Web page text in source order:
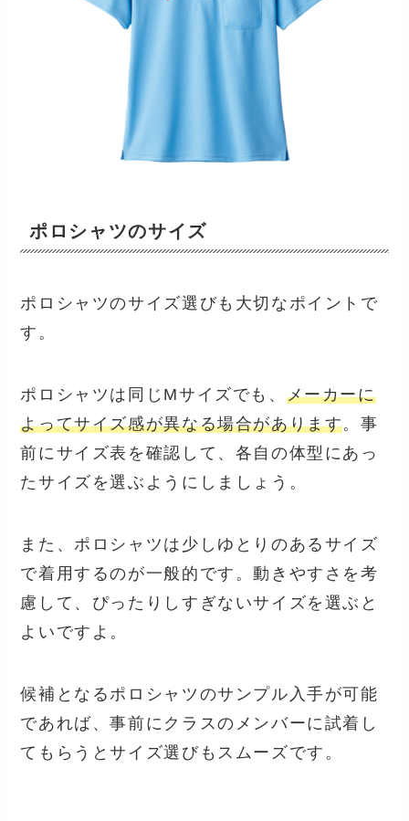
ポロシャツのサイズ
ポロシャツのサイズ選びも大切なポイントで
す。
ポロシャツは同じMサイズでも、 メーカーに
よってサイズ感が異なる場合があります。事
前にサイズ表を確認して、各自の体型にあっ
たサイズを選ぶようにしましょう。
また、ポロシャツは少しゆとりのあるサイズ
で着用するのが一般的です。動きやすさを考
慮して、ぴったりしすぎないサイズを選ぶと
よいですよ。
候補となるポロシャツのサンプル入手が可能
であれば、事前にクラスのメンバーに試着し
てもらうとサイズ選びもスムーズです。